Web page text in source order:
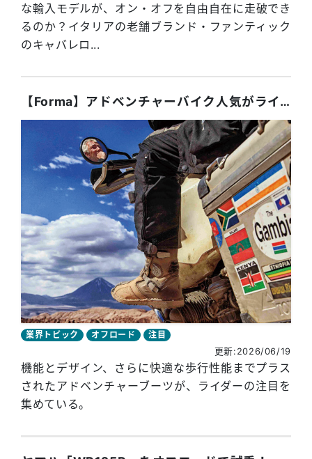
な輸入モデルが、オン・オフを自由自在に走破でき
るのか？イタリアの老舗ブランド・ファンティック
のキャバレロ...
業界トピック オフロード
注目
更新:2026/06/19
【Forma】アドベンチャーバイク人気がライダーファッションを進化させる!?
機能とデザイン、さらに快適な歩行性能までプラス
されたアドベンチャーブーツが、ライダーの注目を
集めている。